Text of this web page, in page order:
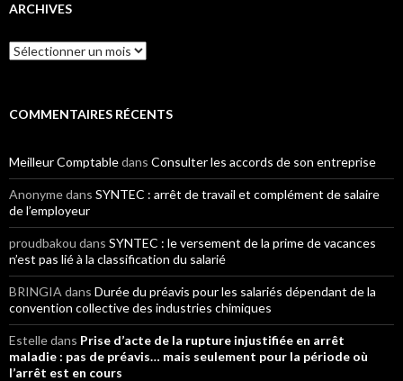
ARCHIVES
Archives
COMMENTAIRES RÉCENTS
Meilleur Comptabledans Consulter les accords de son entreprise
Anonymedans SYNTEC : arrêt de travail et complément de salaire
de l’employeur
proudbakou dans SYNTEC : le versement de la prime de vacances
n’est pas lié à la classification du salarié
BRINGIA dans Durée du préavis pour les salariés dépendant de la
convention collective des industries chimiques
Estelledans Prise d’acte de la rupture injustifiée en arrêt
maladie : pas de préavis… mais seulement pour la période où
l’arrêt est en cours